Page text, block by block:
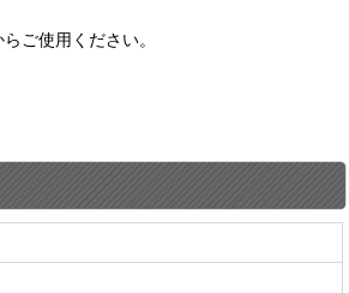
ご使用ください。